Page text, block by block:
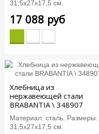
31,5х27х17,5 см.
17 088 руб
Хлебница из
нержавеющей стали
BRABANTIA \ 348907
Материал: сталь. Размеры:
31,5х27х17,5 см.